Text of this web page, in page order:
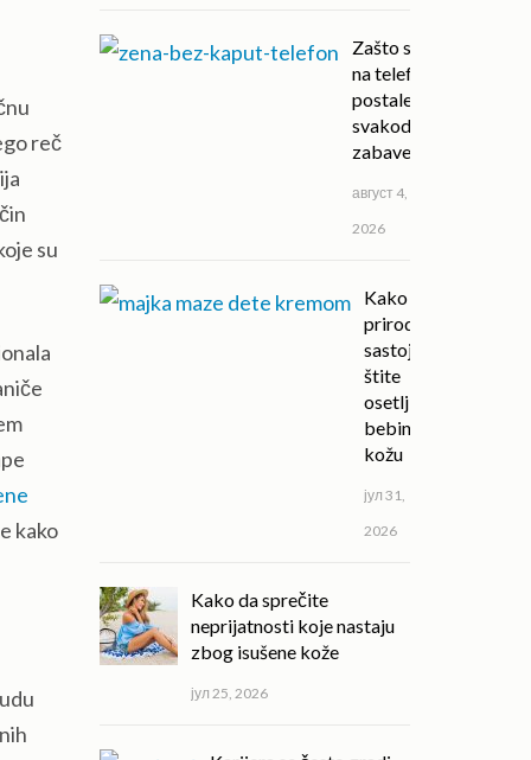
reč
su
kako
Zašto su igre
na telefonu
postale deo
svakodnevne
zabave?
август 4,
2026
Kako
prirodni
sastojci
štite
osetljivu
bebinu
kožu
јул 31,
2026
Kako da sprečite
neprijatnosti koje nastaju
zbog isušene kože
јул 25, 2026